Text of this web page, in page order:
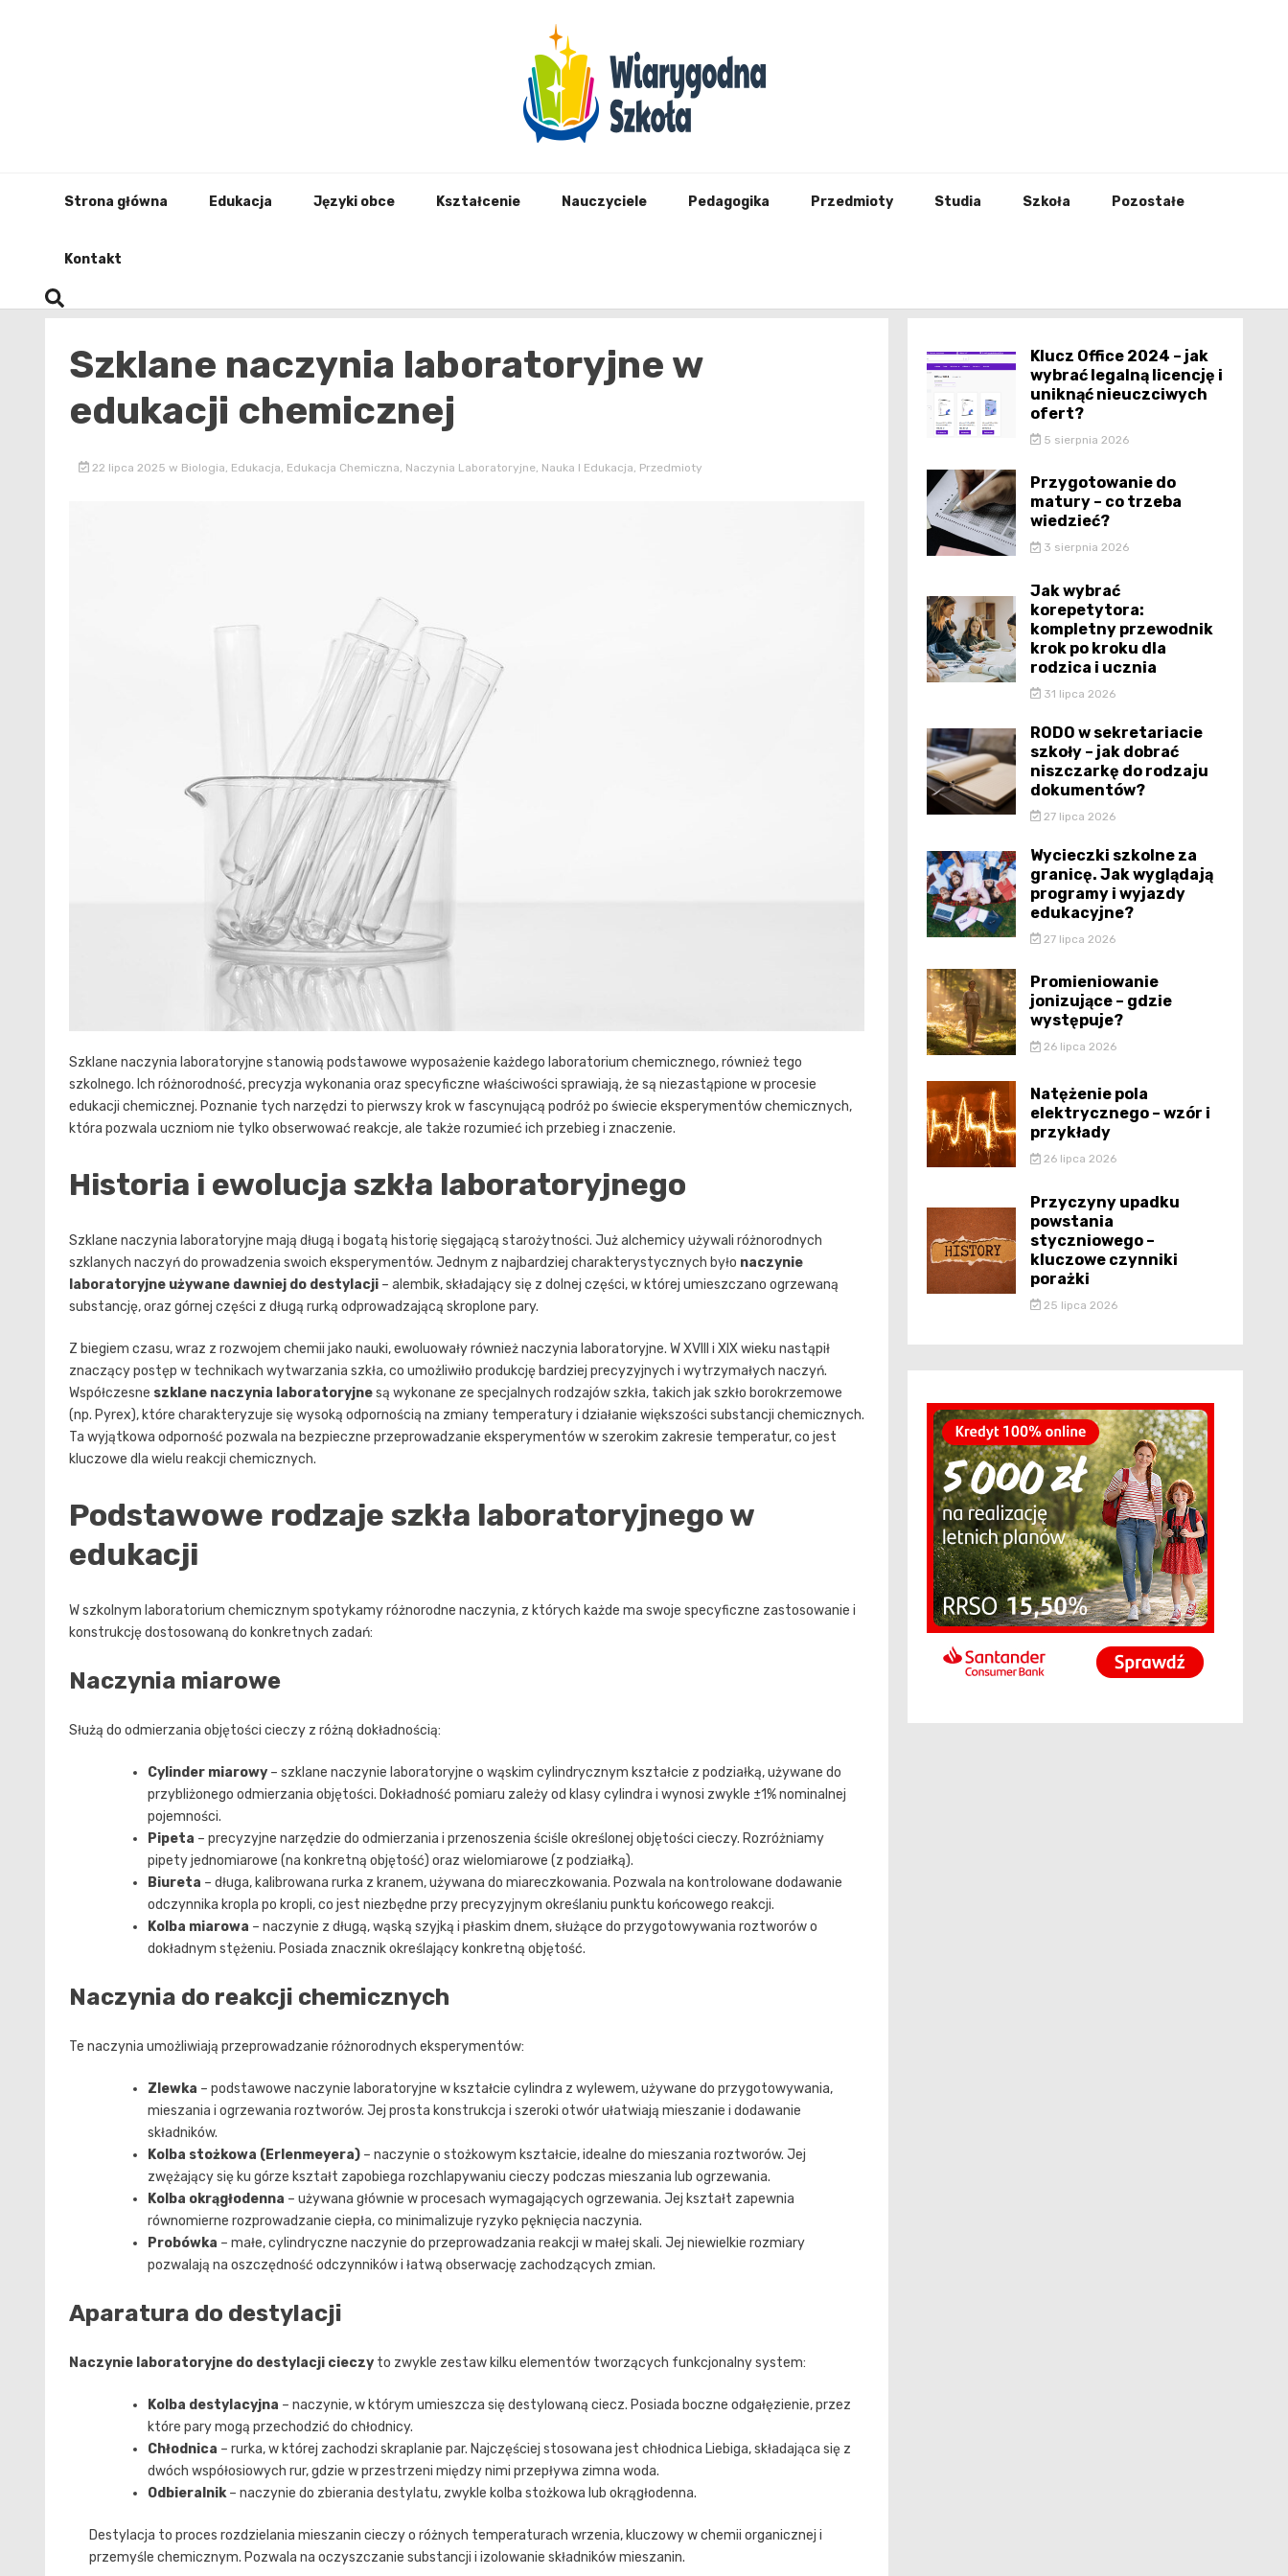
Strona główna Edukacja Języki obce Kształcenie Nauczyciele Pedagogika Przedmioty Studia Szkoła Pozostałe
Kontakt
Szklane naczynia laboratoryjne w
edukacji chemicznej
22 lipca 2025 w Biologia Edukacja Edukacja Chemiczna Naczynia Laboratoryjne, Nauka I Edukacja Przedmioty
Szklane naczynia laboratoryjne stanowią podstawowe wyposażenie każdego laboratorium chemicznego, również tego
szkolnego. Ich różnorodność, precyzja wykonania oraz specyficzne właściwości sprawiają, że są niezastąpione w procesie
edukacji chemicznej. Poznanie tych narzędzi to pierwszy krok w fascynującą podróż po świecie eksperymentów chemicznych,
która pozwala uczniom nie tylko obserwować reakcje, ale także rozumieć ich przebieg i znaczenie.
Historia i ewolucja szkła laboratoryjnego
Szklane naczynia laboratoryjne mają długą i bogatą historię sięgającą starożytności. Już alchemicy używali różnorodnych
szklanych naczyń do prowadzenia swoich eksperymentów. Jednym z najbardziej charakterystycznych było naczynie
laboratoryjne używane dawniej do destylacji – alembik, składający się z dolnej części, w której umieszczano ogrzewaną
substancję, oraz górnej części z długą rurką odprowadzającą skroplone pary.
Z biegiem czasu, wraz z rozwojem chemii jako nauki, ewoluowały również naczynia laboratoryjne. W XVIII i XIX wieku nastąpił
znaczący postęp w technikach wytwarzania szkła, co umożliwiło produkcję bardziej precyzyjnych i wytrzymałych naczyń.
Współczesne szklane naczynia laboratoryjnesą wykonane ze specjalnych rodzajów szkła, takich jak szkło borokrzemowe
(np. Pyrex), które charakteryzuje się wysoką odpornością na zmiany temperatury i działanie większości substancji chemicznych.
Ta wyjątkowa odporność pozwala na bezpieczne przeprowadzanie eksperymentów w szerokim zakresie temperatur, co jest
kluczowe dla wielu reakcji chemicznych.
Podstawowe rodzaje szkła laboratoryjnego w
edukacji
W szkolnym laboratorium chemicznym spotykamy różnorodne naczynia, z których każde ma swoje specyficzne zastosowanie i
konstrukcję dostosowaną do konkretnych zadań:
Naczynia miarowe
Służą do odmierzania objętości cieczy z różną dokładnością:
Cylinder miarowy – szklane naczynie laboratoryjne o wąskim cylindrycznym kształcie z podziałką, używane do
przybliżonego odmierzania objętości. Dokładność pomiaru zależy od klasy cylindra i wynosi zwykle ±1% nominalnej
pojemności.
Pipeta – precyzyjne narzędzie do odmierzania i przenoszenia ściśle określonej objętości cieczy. Rozróżniamy
pipety jednomiarowe (na konkretną objętość) oraz wielomiarowe (z podziałką).
Biureta – długa, kalibrowana rurka z kranem, używana do miareczkowania. Pozwala na kontrolowane dodawanie
odczynnika kropla po kropli, co jest niezbędne przy precyzyjnym określaniu punktu końcowego reakcji.
Kolba miarowa – naczynie z długą, wąską szyjką i płaskim dnem, służące do przygotowywania roztworów o
dokładnym stężeniu. Posiada znacznik określający konkretną objętość.
Naczynia do reakcji chemicznych
Te naczynia umożliwiają przeprowadzanie różnorodnych eksperymentów:
Zlewka – podstawowe naczynie laboratoryjne w kształcie cylindra z wylewem, używane do przygotowywania,
mieszania i ogrzewania roztworów. Jej prosta konstrukcja i szeroki otwór ułatwiają mieszanie i dodawanie
składników.
Kolba stożkowa (Erlenmeyera) – naczynie o stożkowym kształcie, idealne do mieszania roztworów. Jej
zwężający się ku górze kształt zapobiega rozchlapywaniu cieczy podczas mieszania lub ogrzewania.
Kolba okrągłodenna – używana głównie w procesach wymagających ogrzewania. Jej kształt zapewnia
równomierne rozprowadzanie ciepła, co minimalizuje ryzyko pęknięcia naczynia.
Probówka – małe, cylindryczne naczynie do przeprowadzania reakcji w małej skali. Jej niewielkie rozmiary
pozwalają na oszczędność odczynników i łatwą obserwację zachodzących zmian.
Aparatura do destylacji
Naczynie laboratoryjne do destylacji cieczy to zwykle zestaw kilku elementów tworzących funkcjonalny system:
Kolba destylacyjna – naczynie, w którym umieszcza się destylowaną ciecz. Posiada boczne odgałęzienie, przez
które pary mogą przechodzić do chłodnicy.
Chłodnica – rurka, w której zachodzi skraplanie par. Najczęściej stosowana jest chłodnica Liebiga, składająca się z
dwóch współosiowych rur, gdzie w przestrzeni między nimi przepływa zimna woda.
Odbieralnik– naczynie do zbierania destylatu, zwykle kolba stożkowa lub okrągłodenna.
Destylacja to proces rozdzielania mieszanin cieczy o różnych temperaturach wrzenia, kluczowy w chemii organicznej i
przemyśle chemicznym. Pozwala na oczyszczanie substancji i izolowanie składników mieszanin.
Klucz Office 2024 – jak
wybrać legalną licencję i
uniknąć nieuczciwych
ofert?
5 sierpnia 2026
Przygotowanie do
matury – co trzeba
wiedzieć?
3 sierpnia 2026
Jak wybrać
korepetytora:
kompletny przewodnik
krok po kroku dla
rodzica i ucznia
31 lipca 2026
RODO w sekretariacie
szkoły – jak dobrać
niszczarkę do rodzaju
dokumentów?
27 lipca 2026
Wycieczki szkolne za
granicę. Jak wyglądają
programy i wyjazdy
edukacyjne?
27 lipca 2026
Promieniowanie
jonizujące – gdzie
występuje?
26 lipca 2026
Natężenie pola
elektrycznego – wzór i
przykłady
26 lipca 2026
Przyczyny upadku
powstania
styczniowego –
kluczowe czynniki
porażki
25 lipca 2026